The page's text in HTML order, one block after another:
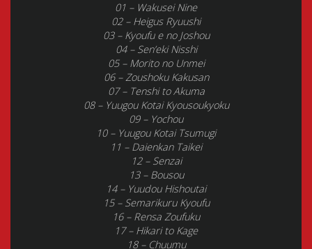
01 – Wakusei Nine
02 – Heigus Ryuushi
03 – Kyoufu e no Joshou
04 – Sen’eki Nisshi
05 – Morito no Unmei
06 – Zoushoku Kakusan
07 – Tenshi to Akuma
08 – Yuugou Kotai Kyousoukyoku
09 – Yochou
10 – Yuugou Kotai Tsumugi
11 – Daienkan Taikei
12 – Senzai
13 – Bousou
14 – Yuudou Hishoutai
15 – Semarikuru Kyoufu
16 – Rensa Zoufuku
17 – Hikari to Kage
18 – Chuumu